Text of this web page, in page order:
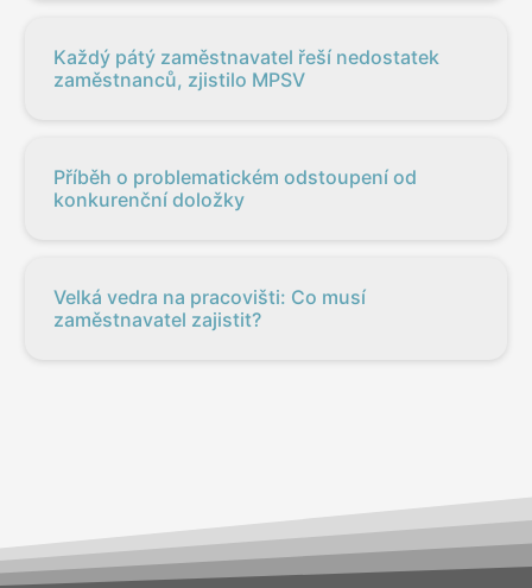
Každý pátý zaměstnavatel řeší nedostatek
zaměstnanců, zjistilo MPSV
Příběh o problematickém odstoupení od
konkurenční doložky
Velká vedra na pracovišti: Co musí
zaměstnavatel zajistit?